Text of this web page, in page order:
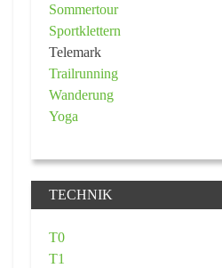
Sommertour
Sportklettern
Telemark
Trailrunning
Wanderung
Yoga
TECHNIK
T0
T1